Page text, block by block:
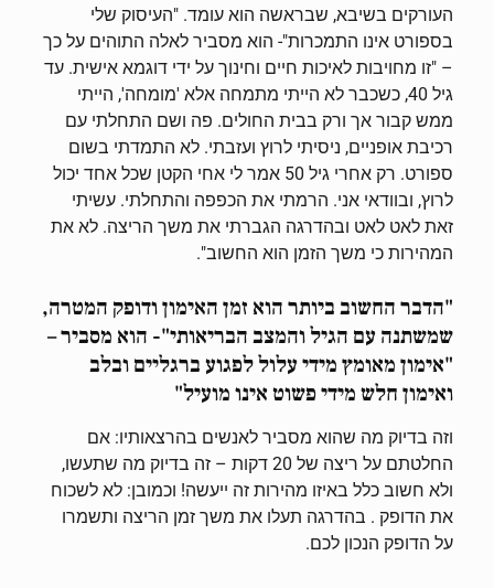
העורקים בשיבא, שבראשה הוא עומד. "העיסוק שלי
בספורט אינו התמכרות"- הוא מסביר לאלה התוהים על כך
– "זו מחויבות לאיכות חיים וחינוך על ידי דוגמא אישית. עד
גיל 40, כשכבר לא הייתי מתמחה אלא 'מומחה', הייתי
ממש קבור אך ורק בבית החולים. פה ושם התחלתי עם
רכיבת אופניים, ניסיתי לרוץ ועזבתי. לא התמדתי בשום
ספורט. רק אחרי גיל 50 אמר לי אחי הקטן שכל אחד יכול
לרוץ, ובוודאי אני. הרמתי את הכפפה והתחלתי. עשיתי
זאת לאט לאט ובהדרגה הגברתי את משך הריצה. לא את
המהירות כי משך הזמן הוא החשוב".
"הדבר החשוב ביותר הוא זמן האימון ודופק המטרה,
שמשתנה עם הגיל והמצב הבריאותי"- הוא מסביר –
"אימון מאומץ מידי עלול לפגוע ברגליים ובלב
ואימון חלש מידי פשוט אינו מועיל"
וזה בדיוק מה שהוא מסביר לאנשים בהרצאותיו: אם
החלטתם על ריצה של 20 דקות – זה בדיוק מה שתעשו,
ולא חשוב כלל באיזו מהירות זה ייעשה! וכמובן: לא לשכוח
את הדופק . בהדרגה תעלו את משך זמן הריצה ותשמרו
על הדופק הנכון לכם.